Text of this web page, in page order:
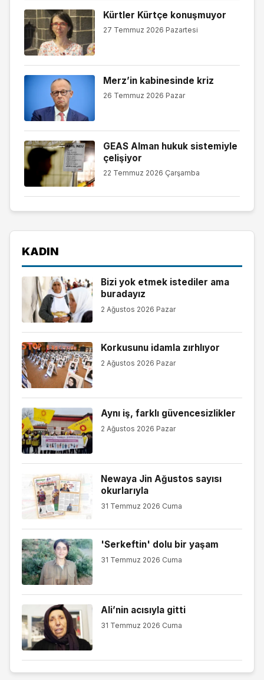
Kürtler Kürtçe konuşmuyor
27 Temmuz 2026 Pazartesi
Merz’in kabinesinde kriz
26 Temmuz 2026 Pazar
GEAS Alman hukuk sistemiyle
çelişiyor
22 Temmuz 2026 Çarşamba
KADIN
Bizi yok etmek istediler ama
buradayız
2 Ağustos 2026 Pazar
Korkusunu idamla zırhlıyor
2 Ağustos 2026 Pazar
Aynı iş, farklı güvencesizlikler
2 Ağustos 2026 Pazar
Newaya Jin Ağustos sayısı
okurlarıyla
31 Temmuz 2026 Cuma
'Serkeftin' dolu bir yaşam
31 Temmuz 2026 Cuma
Ali’nin acısıyla gitti
31 Temmuz 2026 Cuma